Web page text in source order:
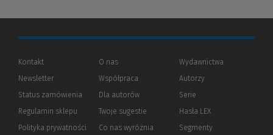
Kontakt
Newsletter
Status zamówienia
Regulamin sklepu
Polityka prywatności (Nowe
(Link
O nas
Współpraca
Dla autorów(Nowe
(Link
innej
Twoje sugestie
Co nas wyróżnia
Wydawnictwa
Autorzy
Serie
Hasła LEX
Segmenty